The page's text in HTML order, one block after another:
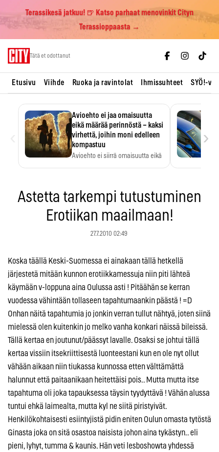
Terassikesä jatkuu! 🍺 Katso parhaat menovinkit Cityn
Terassioppaasta →
Tätä et odottanut
Etusivu Viihde Ruoka ja ravintolat Ihmissuhteet SYÖ!-
Avioehto ei jaa omaisuutta
eikä määrää perinnöstä – kaksi
virhettä, joihin moni edelleen
kompastuu
Avioehto ei siirrä omaisuutta eikä
›
Astetta tarkempi tutustuminen
Erotiikan maailmaan!
27.7.2010 02:49
Koska täällä Keski-Suomessa ei ainakaan tällä hetkellä
järjestetä mitään kunnon erotiikkamessuja niin piti lähteä
käymään v-loppuna aina Oulussa asti ! Pitäähän se kerran
vuodessa vähintään tollaseen tapahtumaankin päästä ! =D
Onhan näitä tapahtumia jo jonkin verran tullut nähtyä, joten siinä
mielessä olen kuitenkin jo melko vanha konkari näissä bileissä.
Tällä kertaa en joutunut/päässyt lavalle. Osaksi se johtui tällä
kertaa vissiin itsekriittisestä luonteestani kun en ole nyt ollut
vähään aikaan niin tiukassa kunnossa etten välttämättä
halunnut että paitaanikaan heitettäisi pois.. Mutta mutta itse
tapahtuma oli joka tapauksessa täysin tyydyttävä ! Vähän alussa
tuntui ehkä laimealta, mutta kyl ne siitä piristyivät.
Henkilökohtaisesti esiintyjistä pidin eniten Oulun omasta tytöstä
Ginasta joka on sitä osastoa naisista johon aina tykästyn.. eli
pieni, lyhyt, tumma & kaunis. Hän veti lesboshowta yhdessä